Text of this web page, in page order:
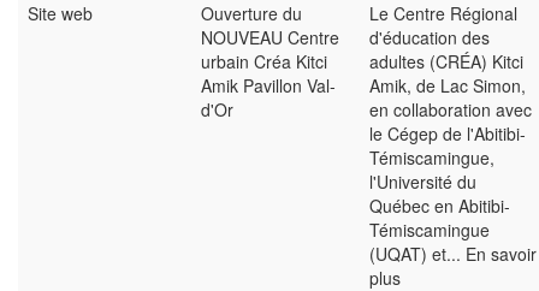
Site web
Ouverture du
NOUVEAU Centre
urbain Créa Kitci
Amik Pavillon Val-
d'Or
Le Centre Régional
d'éducation des
adultes (CRÉA) Kitci
Amik, de Lac Simon,
en collaboration avec
le Cégep de l'Abitibi-
Témiscamingue,
l'Université du
Québec en Abitibi-
Témiscamingue
(UQAT) et... En savoir
plus